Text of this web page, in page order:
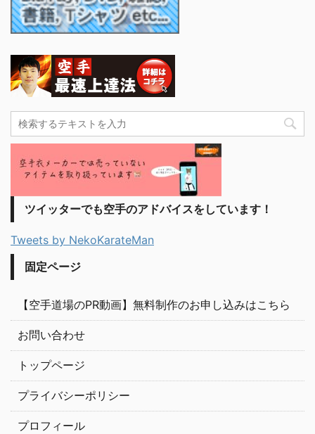
ツイッターでも空手のアドバイスをしています！
Tweets by NekoKarateMan
固定ページ
【空手道場のPR動画】無料制作のお申し込みはこちら
お問い合わせ
トップページ
プライバシーポリシー
プロフィール